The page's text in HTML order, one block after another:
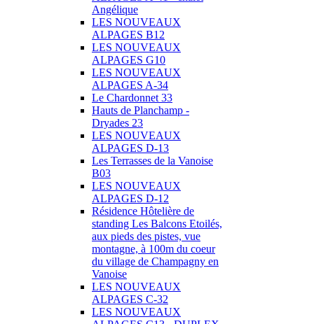
Angélique
LES NOUVEAUX
ALPAGES B12
LES NOUVEAUX
ALPAGES G10
LES NOUVEAUX
ALPAGES A-34
Le Chardonnet 33
Hauts de Planchamp -
Dryades 23
LES NOUVEAUX
ALPAGES D-13
Les Terrasses de la Vanoise
B03
LES NOUVEAUX
ALPAGES D-12
Résidence Hôtelière de
standing Les Balcons Etoilés,
aux pieds des pistes, vue
montagne, à 100m du coeur
du village de Champagny en
Vanoise
LES NOUVEAUX
ALPAGES C-32
LES NOUVEAUX